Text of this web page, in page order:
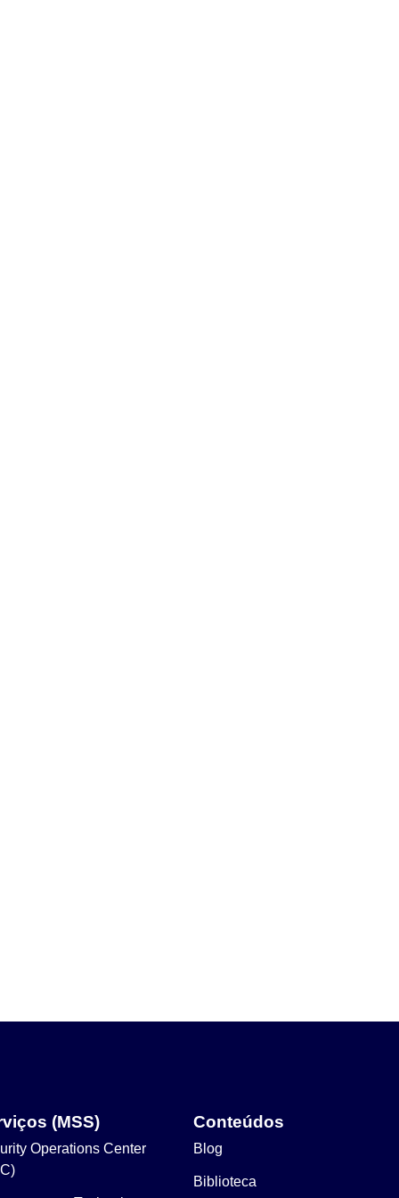
(MSS)
Operations Center
Conteúdos
Blog
Biblioteca